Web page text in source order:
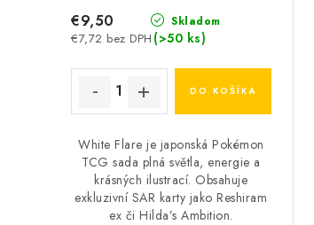
Skladom
(>50 ks)
€7,72 bez DPH
€9,50
DO KOŠÍKA
White Flare je japonská Pokémon
TCG sada plná světla, energie a
krásných ilustrací. Obsahuje
exkluzivní SAR karty jako Reshiram
ex či Hilda’s Ambition.